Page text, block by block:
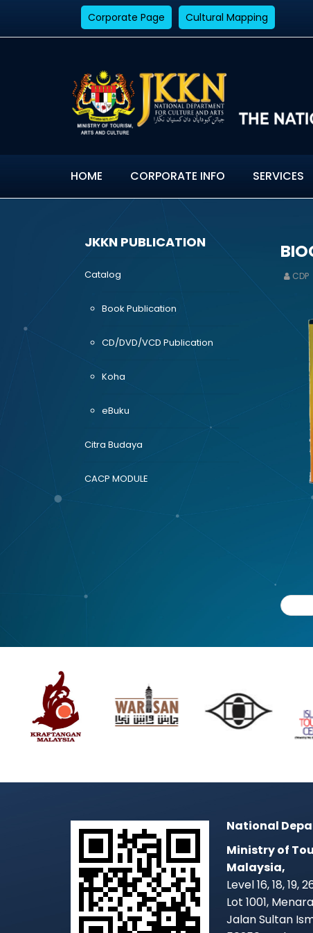
Corporate Page Cultural Mapping
HOME CORPORATE INFO SERVICES
CDP
JKKN PUBLICATION
Catalog
Book Publication
CD/DVD/VCD Publication
Koha
eBuku
Citra Budaya
CACP MODULE
National
Ministry of
Malaysia,
Level 16, 18, 19,
Lot 1001,
Jalan Sultan